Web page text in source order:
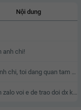
Nội dung
anh chi!